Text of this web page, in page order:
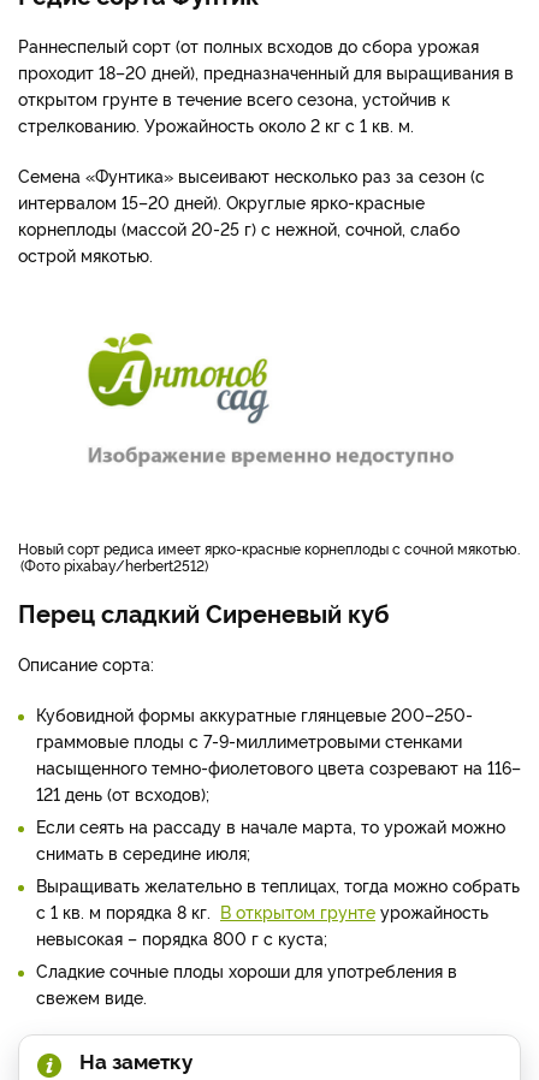
Раннеспелый сорт (от полных всходов до сбора урожая
проходит 18–20 дней), предназначенный для выращивания в
открытом грунте в течение всего сезона, устойчив к
стрелкованию. Урожайность около 2 кг с 1 кв. м.
Семена «Фунтика» высеивают несколько раз за сезон (с
интервалом 15–20 дней). Округлые ярко-красные
корнеплоды (массой 20-25 г) с нежной, сочной, слабо
острой мякотью.
новый сорт редиса имеет ярко-красные корнеплоды с сочной мякотью.
Фото pixabay/herbert2512
Перец сладкий Сиреневый куб
Описание сорта:
Кубовидной формы аккуратные глянцевые 200–250-
граммовые плоды с 7-9-миллиметровыми стенками
насыщенного темно-фиолетового цвета созревают на 116–
121 день (от всходов);
Если сеять на рассаду в начале марта, то урожай можно
снимать в середине июля;
Выращивать желательно в теплицах, тогда можно собрать
с 1 кв. м порядка 8 кг. В открытом грунте урожайность
невысокая – порядка 800 г с куста;
Сладкие сочные плоды хороши для употребления в
свежем виде.
На заметку